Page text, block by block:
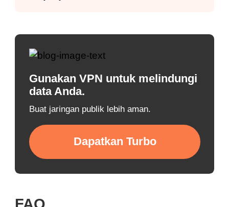
Gunakan VPN untuk melindungi
data Anda.
Buat jaringan publik lebih aman.
Dapatkan Turbo